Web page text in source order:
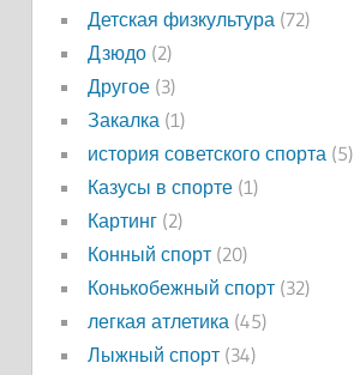
Детская физкультура(72)
Дзюдо(2)
Другое(3)
Закалка(1)
история советского спорта(5)
Казусы в спорте(1)
Картинг(2)
Конный спорт(20)
Конькобежный спорт(32)
легкая атлетика(45)
Лыжный спорт(34)